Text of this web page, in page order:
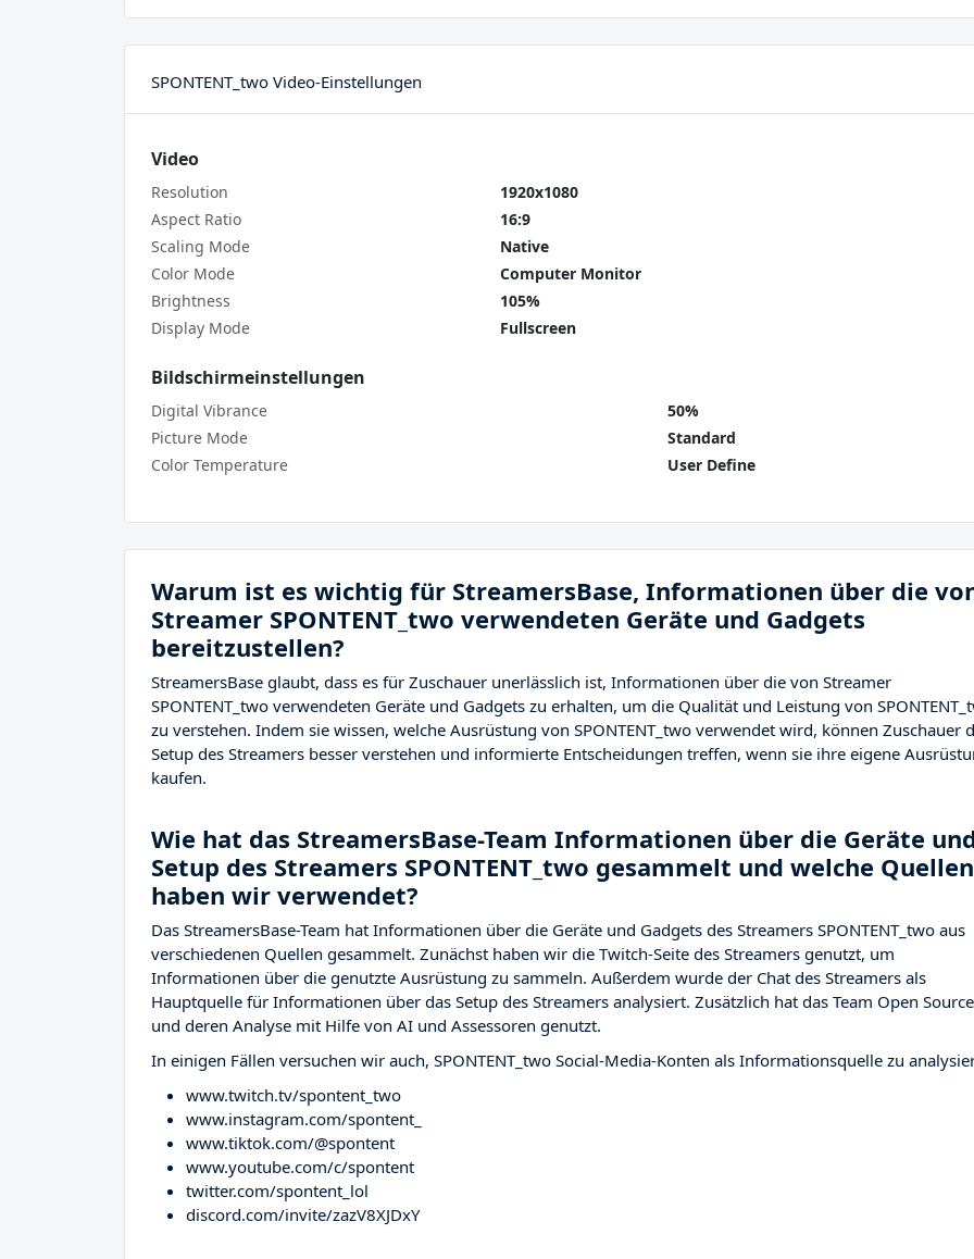
SPONTENT_two Video-Einstellungen
Video
Resolution
1920x1080
Aspect Ratio
16:9
Scaling Mode
Native
Color Mode
Computer Monitor
Brightness
105%
Display Mode
Fullscreen
Bildschirmeinstellungen
Digital Vibrance
50%
Picture Mode
Standard
Color Temperature
User Define
Warum ist es wichtig für StreamersBase, Informationen über die
Streamer SPONTENT_two verwendeten Geräte und Gadgets
bereitzustellen?
StreamersBase glaubt, dass es für Zuschauer unerlässlich ist, Informationen über die von Streamer
SPONTENT_two verwendeten Geräte und Gadgets zu erhalten, um die Qualität und Leistung von
zu verstehen. Indem sie wissen, welche Ausrüstung von SPONTENT_two verwendet wird, können Zuschauer
Setup des Streamers besser verstehen und informierte Entscheidungen treffen, wenn sie ihre eigene
kaufen.
Wie hat das StreamersBase-Team Informationen über die Geräte
Setup des Streamers SPONTENT_two gesammelt und welche Quellen
haben wir verwendet?
Das StreamersBase-Team hat Informationen über die Geräte und Gadgets des Streamers SPONTENT_two aus
verschiedenen Quellen gesammelt. Zunächst haben wir die Twitch-Seite des Streamers genutzt, um
Informationen über die genutzte Ausrüstung zu sammeln. Außerdem wurde der Chat des Streamers als
Hauptquelle für Informationen über das Setup des Streamers analysiert. Zusätzlich hat das Team Open
und deren Analyse mit Hilfe von AI und Assessoren genutzt.
In einigen Fällen versuchen wir auch, SPONTENT_two Social-Media-Konten als Informationsquelle zu
www.twitch.tv/spontent_two
www.instagram.com/spontent_
www.tiktok.com/@spontent
www.youtube.com/c/spontent
twitter.com/spontent_lol
discord.com/invite/zazV8XJDxY